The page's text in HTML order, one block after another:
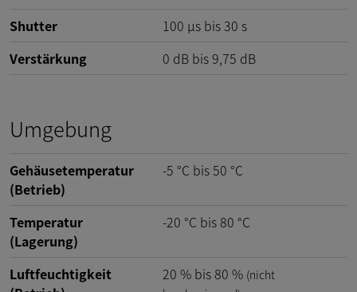
Shutter
100 µs bis 30 s
Verstärkung
0 dB bis9,75 dB
Umgebung
Gehäusetemperatur
(Betrieb)
-5 °C bis50 °C
Temperatur
(Lagerung)
-20 °C bis80 °C
Luftfeuchtigkeit
20 % bis80 % (nicht